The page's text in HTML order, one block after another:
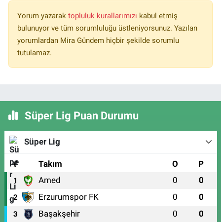
Yorum yazarak topluluk kurallarımızı kabul etmiş
bulunuyor ve tüm sorumluluğu üstleniyorsunuz. Yazılan
yorumlardan Mira Gündem hiçbir şekilde sorumlu
tutulamaz.
Süper Lig Puan Durumu
Süper Lig
# Takım O P
1 Amed 0 0
2 Erzurumspor FK 0 0
3 Başakşehir 0 0